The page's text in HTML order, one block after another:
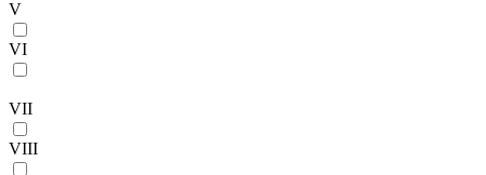
V
VI
VII
VIII